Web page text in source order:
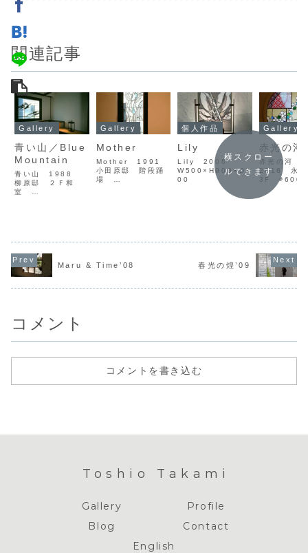
関連記事
Gallery
青い山／Blue
Mountain
青い山 1988
柳原邸 ２Ｆ和
室
s residence
2F Japanese
room
Hakata-ku...
Gallery
Mother
Mother 1991
小田原邸 階段踊
場
W600xH1800
個人作品
Lily
Lily 2006
W500×H900×D3
00
Gallery
赤光の河
赤光の河
2016 永照
3F ∅600
県 北九州市
横スクロー
ルできます
Maru & Time’08 春光の煌’09
コメント
コメントを書き込む
Toshio Takami
Gallery
Profile
Blog
Contact
English